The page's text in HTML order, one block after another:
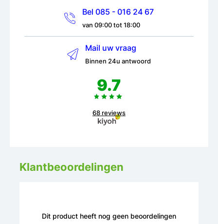
Bel 085 - 016 24 67
van 09:00 tot 18:00
Mail uw vraag
Binnen 24u antwoord
9.7
68 reviews
Klantbeoordelingen
Dit product heeft nog geen beoordelingen